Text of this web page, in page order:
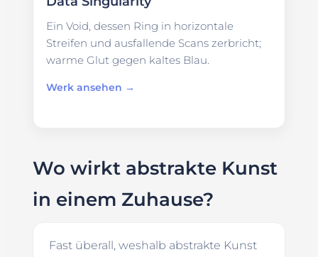
Ein Void, dessen Ring in horizontale
Streifen und ausfallende Scans zerbricht;
warme Glut gegen kaltes Blau.
Werk ansehen →
Wo wirkt abstrakte Kunst
in einem Zuhause?
Fast überall, weshalb abstrakte Kunst